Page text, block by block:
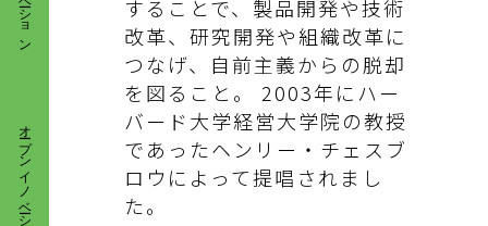
オープンイノベーション
することで、製品開発や技術
改革、研究開発や組織改革に
つなげ、自前主義からの脱却
を図ること。 2003年にハー
バード大学経営大学院の教授
であったヘンリー・チェスブ
ロウによって提唱されまし
た。